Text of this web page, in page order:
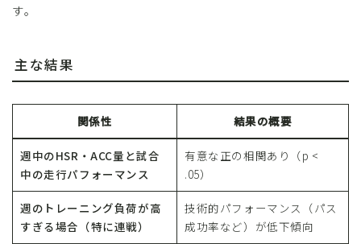
す。
主な結果
関係性 結果の概要
週中のHSR・ACC量と試合
中の走行パフォーマンス
有意な正の相関あり（p <
.05）
週のトレーニング負荷が高
すぎる場合（特に連戦）
技術的パフォーマンス（パス
成功率など）が低下傾向